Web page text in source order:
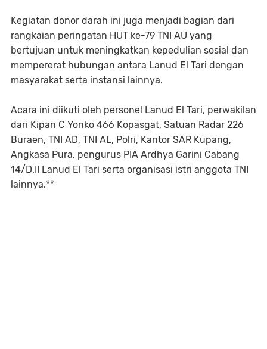
Kegiatan donor darah ini juga menjadi bagian dari
rangkaian peringatan HUT ke-79 TNI AU yang
bertujuan untuk meningkatkan kepedulian sosial dan
mempererat hubungan antara Lanud El Tari dengan
masyarakat serta instansi lainnya.
Acara ini diikuti oleh personel Lanud El Tari, perwakilan
dari Kipan C Yonko 466 Kopasgat, Satuan Radar 226
Buraen, TNI AD, TNI AL, Polri, Kantor SAR Kupang,
Angkasa Pura, pengurus PIA Ardhya Garini Cabang
14/D.II Lanud El Tari serta organisasi istri anggota TNI
lainnya.**